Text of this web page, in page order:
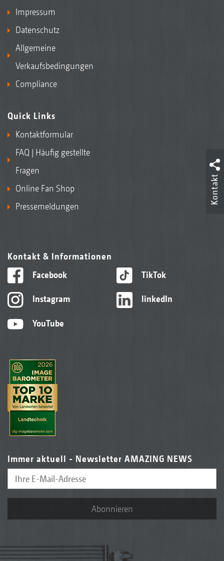
Impressum
Datenschutz
Allgemeine
Verkaufsbedingungen
Compliance
Quick Links
Kontaktformular
FAQ | Häufig gestellte
Fragen
Online Fan Shop
Pressemeldungen
Kontakt & Informationen
Facebook
Instagram
YouTube
TikTok
linkedIn
Immer aktuell - Newsletter AMAZING NEWS
Abonnieren
Kontakt